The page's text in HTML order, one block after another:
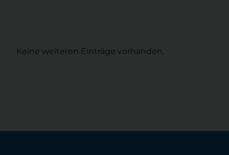
Keine weiteren Einträge vorhanden.